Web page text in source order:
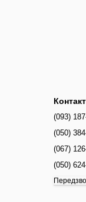
(093)
(050)
(067)
(050)